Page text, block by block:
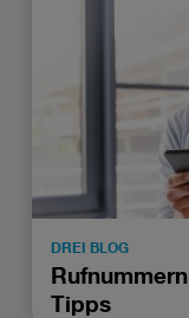
DREI BLOG
Tipps